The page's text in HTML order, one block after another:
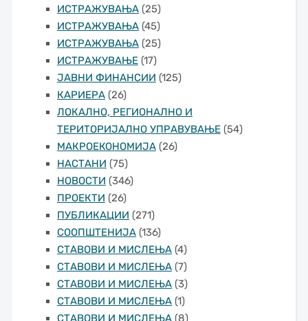
ИСТРАЖУВАЊА(25)
ИСТРАЖУВАЊА(45)
ИСТРАЖУВАЊА(25)
ИСТРАЖУВАЊЕ(17)
ЈАВНИ ФИНАНСИИ (125)
КАРИЕРА(26)
ЛОКАЛНО, РЕГИОНАЛНО И
ТЕРИТОРИЈАЛНО УПРАВУВАЊЕ(54)
МАКРОЕКОНОМИЈА(26)
НАСТАНИ (75)
НОВОСТИ (346)
ПРОЕКТИ (26)
ПУБЛИКАЦИИ (271)
СООПШТЕНИЈА(136)
СТАВОВИ И МИСЛЕЊА(4)
СТАВОВИ И МИСЛЕЊА(7)
СТАВОВИ И МИСЛЕЊА(3)
СТАВОВИ И МИСЛЕЊА(1)
СТАВОВИ И МИСЛЕЊА(8)